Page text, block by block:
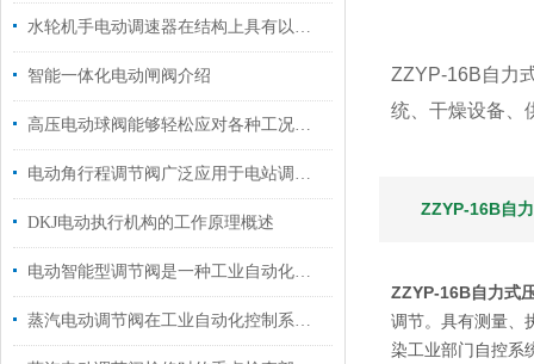
水轮机手电动调速器在结构上具有以下特点
智能一体化电动闸阀介绍
高压电动球阀能够轻松应对各种工况条件
电动角行程调节阀广泛应用于电站调节系统中使用
DKJ电动执行机构的工作原理概述
电动智能型调节阀是一种工业自动化控制设备
蒸汽电动调节阀在工业自动化控制系统中的应用
ZZYP-16B自力
统、干燥设备、
ZZYP-16B自
ZZYP-16B自力式
调节。具有测量、
染工业部门自控系